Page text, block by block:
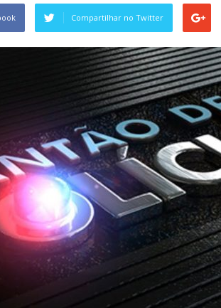
Compartilhar no Twitter